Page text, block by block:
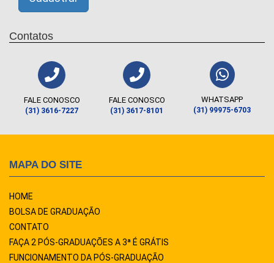
Contatos
FALE CONOSCO
(31) 3616-7227
FALE CONOSCO
(31) 3617-8101
WHATSAPP
(31) 99975-6703
MAPA DO SITE
HOME
BOLSA DE GRADUAÇÃO
CONTATO
FAÇA 2 PÓS-GRADUAÇÕES A 3ª É GRÁTIS
FUNCIONAMENTO DA PÓS-GRADUAÇÃO